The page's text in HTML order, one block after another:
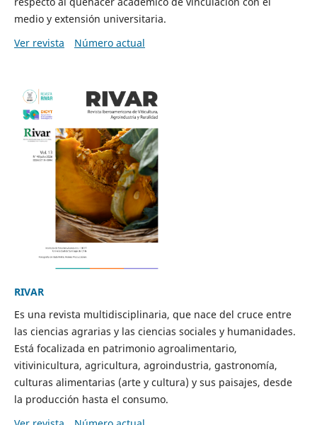
medio y extensión universitaria.
Ver revista
Número actual
RIVAR
Es una revista multidisciplinaria, que nace del cruce entre
las ciencias agrarias y las ciencias sociales y humanidades.
Está focalizada en patrimonio agroalimentario,
vitivinicultura, agricultura, agroindustria, gastronomía,
culturas alimentarias (arte y cultura) y sus paisajes, desde
la producción hasta el consumo.